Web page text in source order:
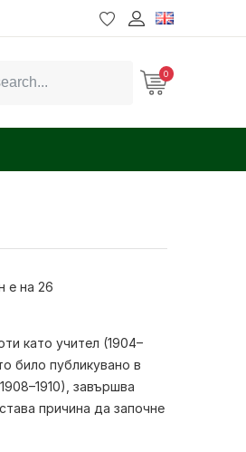
0
е на 26
като учител (1904–
било публикувано в
завършва
причина да започне